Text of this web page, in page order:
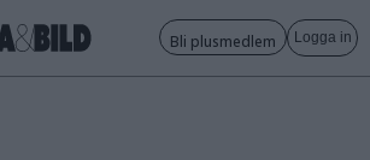
Bli plusmedlem Logga in